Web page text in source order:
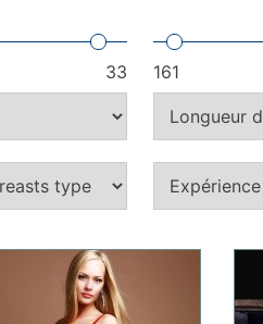
33 161